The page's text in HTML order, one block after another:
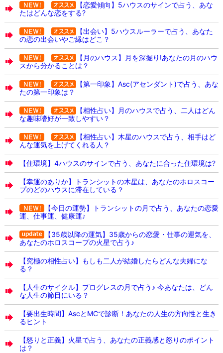
【恋愛傾向】5ハウスのサインで占う、あな
たはどんな恋をする?
【出会い】5ハウスルーラーで占う、あなた
の恋の出会いやご縁はどこ？
【月のハウス】月を深掘り!あなたの月のハウ
スから分かることは？
【第一印象】Asc(アセンダント)で占う、あな
たの第一印象は？
【相性占い】月のハウスで占う、二人はどん
な趣味嗜好が一致しやすい？
【相性占い】木星のハウスで占う、相手はど
んな運気を上げてくれる人？
【住環境】4ハウスのサインで占う、あなたに合った住環境は?
【幸運のありか】トランシットの木星は、あなたのホロスコー
プのどのハウスに滞在している？
【今日の運勢】トランシットの月で占う、あなたの恋愛
運、仕事運、健康運♪
【35歳以降の運気】35歳からの恋愛・仕事の運気を、
あなたのホロスコープの火星で占う♪
【究極の相性占い】もしも二人が結婚したらどんな夫婦にな
る？
【人生のサイクル】プログレスの月で占う♪ 今あなたは、どん
な人生の節目にいる？
【要出生時間】AscとMCで診断！あなたの人生の方向性と生き
るヒント
【怒りと正義】火星で占う、あなたの正義感と怒りのポイント
は？